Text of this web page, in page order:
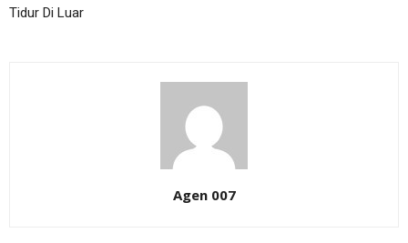
Tidur Di Luar
Agen 007